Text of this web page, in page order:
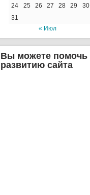
24
25 26 27 28 29
30
31
« Июл
Вы можете помочь
развитию сайта